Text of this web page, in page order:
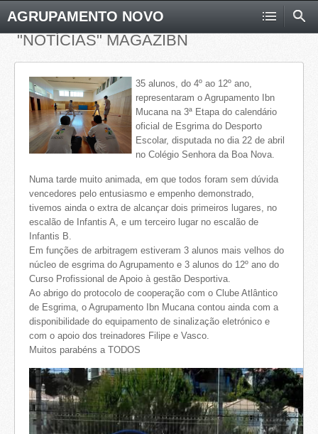
AGRUPAMENTO NOVO
"NOTÍCIAS" MAGAZIBN
35 alunos, do 4º ao 12º ano,
representaram o Agrupamento Ibn
Mucana na 3ª Etapa do calendário
oficial de Esgrima do Desporto
Escolar, disputada no dia 22 de abril
no Colégio Senhora da Boa Nova.
Numa tarde muito animada, em que todos foram sem dúvida
vencedores pelo entusiasmo e empenho demonstrado,
tivemos ainda o extra de alcançar dois primeiros lugares, no
escalão de Infantis A, e um terceiro lugar no escalão de
Infantis B.
Em funções de arbitragem estiveram 3 alunos mais velhos do
núcleo de esgrima do Agrupamento e 3 alunos do 12º ano do
Curso Profissional de Apoio à gestão Desportiva.
Ao abrigo do protocolo de cooperação com o Clube Atlântico
de Esgrima, o Agrupamento Ibn Mucana contou ainda com a
disponibilidade do equipamento de sinalização eletrónico e
com o apoio dos treinadores Filipe e Vasco.
Muitos parabéns a TODOS